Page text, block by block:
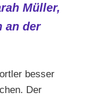
Müller,
an der
besser
Der